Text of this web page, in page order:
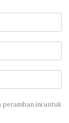
peramban ini untuk